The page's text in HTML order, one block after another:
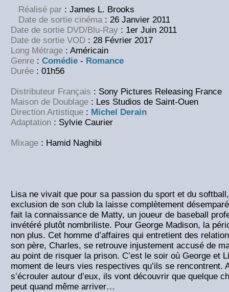
Réalisé par : James L. Brooks
Date de sortie cinéma : 26 Janvier 2011
Date de sortie DVD/Blu-Ray : 1er Juin 2011
Date de sortie VOD : 28 Février 2017
Long Métrage : Américain
Genre : Comédie - Romance
Durée : 01h56
Distributeur Français : Sony Pictures Releasing France
Maison de Doublage : Les Studios de Saint-Ouen
Direction Artistique : Michel Derain
Adaptation : Sylvie Caurier
Mixage : Hamid Naghibi
Lisa ne vivait que pour sa passion du sport et du
exclusion de son club la laisse complètement
fait la connaissance de Matty, un joueur de baseball
invétéré plutôt nombriliste. Pour George Madison, la
non plus. Cet homme d’affaires qui entretient des
son père, Charles, se retrouve injustement accusé de
au point de risquer la prison. C’est le soir où George et
moment de leurs vies respectives qu’ils se rencontrent.
s’écrouler autour d’eux, ils vont découvrir que quelque
peut quand même arriver…